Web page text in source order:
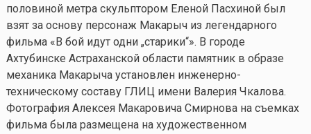
половиной метра скульптором Еленой Пасхиной был
взят за основу персонаж Макарыч из легендарного
фильма «В бой идут одни „старики“». В городе
Ахтубинске Астраханской области памятник в образе
механика Макарыча установлен инженерно-
техническому составу ГЛИЦ имени Валерия Чкалова.
Фотография Алексея Макаровича Смирнова на съемках
фильма была размещена на художественном